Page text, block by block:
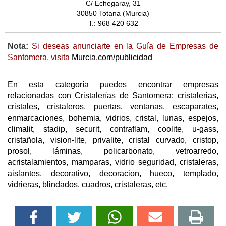
C/ Echegaray, 31
30850 Totana (Murcia)
T.: 968 420 632
Nota: Si deseas anunciarte en la Guía de Empresas de
Santomera, visita Murcia.com/publicidad
En esta categoría puedes encontrar empresas
relacionadas con Cristalerías de Santomera; cristalerias,
cristales, cristaleros, puertas, ventanas, escaparates,
enmarcaciones, bohemia, vidrios, cristal, lunas, espejos,
climalit, stadip, securit, contraflam, coolite, u-gass,
cristañola, vision-lite, privalite, cristal curvado, cristop,
prosol, láminas, policarbonato, vetroarredo,
acristalamientos, mamparas, vidrio seguridad, cristaleras,
aislantes, decorativo, decoracion, hueco, templado,
vidrieras, blindados, cuadros, cristaleras, etc.